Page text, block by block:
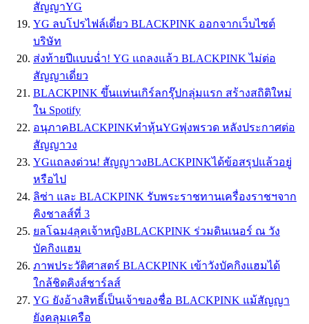
สัญญาYG
YG ลบโปรไฟล์เดี่ยว BLACKPINK ออกจากเว็บไซต์
บริษัท
ส่งท้ายปีเเบบฉ่ำ! YG เเถลงเเล้ว BLACKPINK ไม่ต่อ
สัญญาเดี่ยว
BLACKPINK ขึ้นแท่นเกิร์ลกรุ๊ปกลุ่มแรก สร้างสถิติใหม่
ใน Spotify
อนุภาคBLACKPINKทำหุ้นYGพุ่งพรวด หลังประกาศต่อ
สัญญาวง
YGแถลงด่วน! สัญญาวงBLACKPINKได้ข้อสรุปแล้วอยู่
หรือไป
ลิซ่า และ BLACKPINK รับพระราชทานเครื่องราชฯจาก
คิงชาลส์ที่ 3
ยลโฉม4ลุคเจ้าหญิงBLACKPINK ร่วมดินเนอร์ ณ วัง
บัคกิงแฮม
ภาพประวัติศาสตร์ BLACKPINK เข้าวังบัคกิงแฮมได้
ใกล้ชิดคิงส์ชาร์ลส์
YG ยังอ้างสิทธิ์เป็นเจ้าของชื่อ BLACKPINK แม้สัญญา
ยังคลุมเครือ